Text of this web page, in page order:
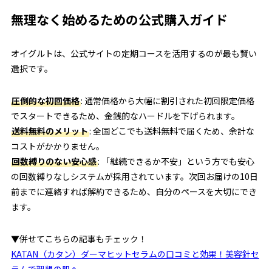
無理なく始めるための公式購入ガイド
オイグルトは、公式サイトの定期コースを活用するのが最も賢い
選択です。
圧倒的な初回価格: 通常価格から大幅に割引された初回限定価格
でスタートできるため、金銭的なハードルを下げられます。
送料無料のメリット: 全国どこでも送料無料で届くため、余計な
コストがかかりません。
回数縛りのない安心感: 「継続できるか不安」という方でも安心
の回数縛りなしシステムが採用されています。次回お届けの10日
前までに連絡すれば解約できるため、自分のペースを大切にでき
ます。
▼併せてこちらの記事もチェック！
KATAN（カタン）ダーマヒットセラムの口コミと効果！美容針セ